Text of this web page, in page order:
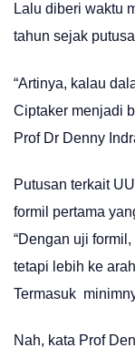
Lalu diberi waktu
tahun sejak
“Artinya, kalau
Ciptaker menjadi
Prof Dr Denny
Putusan terkait
formil pertama
“Dengan uji
tetapi lebih ke
Termasuk
Nah, kata Prof